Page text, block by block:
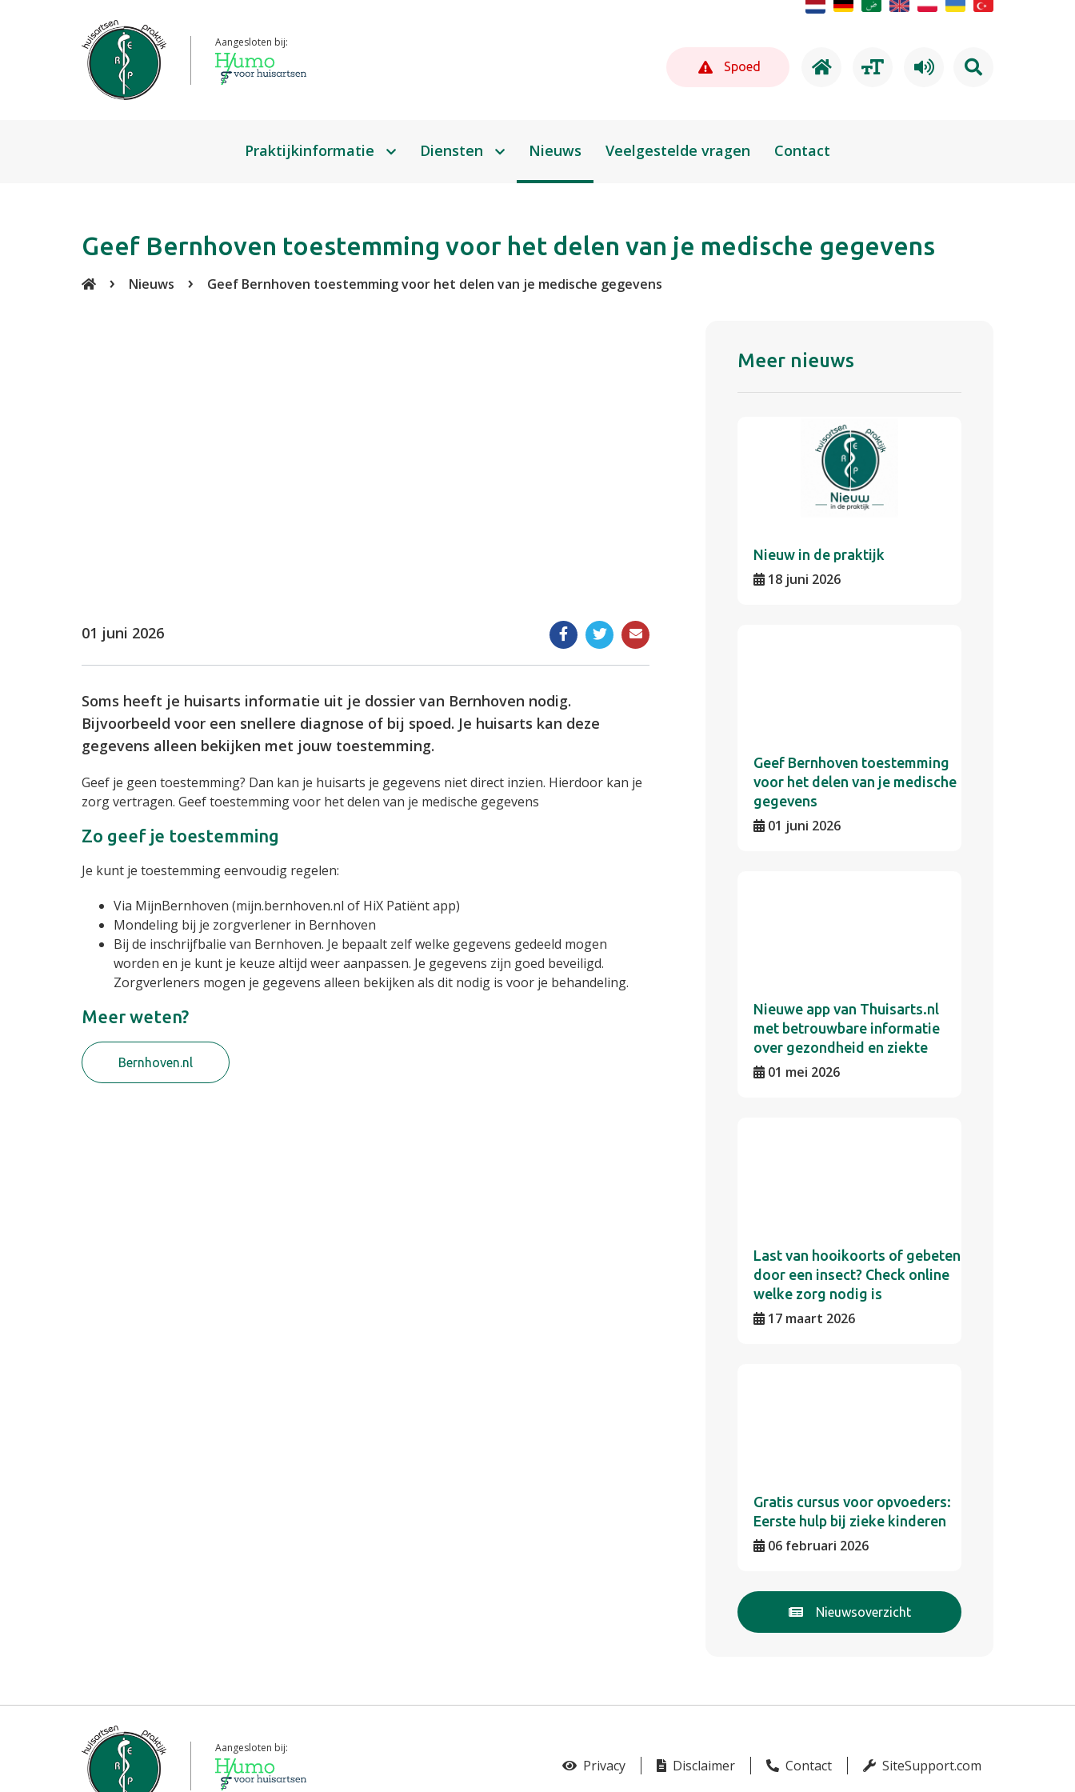
Aangesloten bij:
Spoed
Praktijkinformatie Diensten
Herhaalrecept bestellen
Nieuws Veelgestelde vragen Contact
Geef Bernhoven toestemming voor het delen van je medische gegevens
Nieuws Geef Bernhoven toestemming voor het delen van je medische gegevens
01 juni 2026
Soms heeft je huisarts informatie uit je dossier van Bernhoven nodig.
Bijvoorbeeld voor een snellere diagnose of bij spoed. Je huisarts kan deze
gegevens alleen bekijken met jouw toestemming.
Geef je geen toestemming? Dan kan je huisarts je gegevens niet direct inzien. Hierdoor kan je
zorg vertragen. Geef toestemming voor het delen van je medische gegevens
Zo geef je toestemming
Je kunt je toestemming eenvoudig regelen:
Via MijnBernhoven (mijn.bernhoven.nl of HiX Patiënt app)
Mondeling bij je zorgverlener in Bernhoven
Bij de inschrijfbalie van Bernhoven. Je bepaalt zelf welke gegevens gedeeld mogen
worden en je kunt je keuze altijd weer aanpassen. Je gegevens zijn goed beveiligd.
Zorgverleners mogen je gegevens alleen bekijken als dit nodig is voor je behandeling.
Meer weten?
Bernhoven.nl
Meer nieuws
Nieuw in de praktijk
18 juni 2026
Geef Bernhoven toestemming
voor het delen van je medische
gegevens
01 juni 2026
Nieuwe app van Thuisarts.nl
met betrouwbare informatie
over gezondheid en ziekte
01 mei 2026
Last van hooikoorts of gebeten
door een insect? Check online
welke zorg nodig is
17 maart 2026
Gratis cursus voor opvoeders:
Eerste hulp bij zieke kinderen
06 februari 2026
Nieuwsoverzicht
Aangesloten bij:
Privacy Disclaimer Contact SiteSupport.com